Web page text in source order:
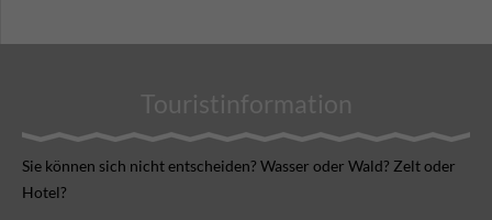
Touristinformation
Sie können sich nicht ent­scheiden? Wasser oder Wald? Zelt oder
Hotel?